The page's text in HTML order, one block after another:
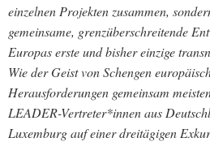
einzelnen Projekten zusammen,
gemeinsame, grenzüberschreitende
Europas erste und bisher einzige
Wie der Geist von Schengen
Herausforderungen gemeinsam
LEADER-Vertreter*innen aus
Luxemburg auf einer dreitägigen